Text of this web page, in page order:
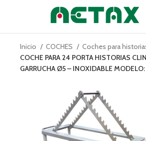
Inicio COCHES
Coches para
COCHE PARA 24 PORTA HISTORIAS
GARRUCHA Ø5 – INOXIDABLE